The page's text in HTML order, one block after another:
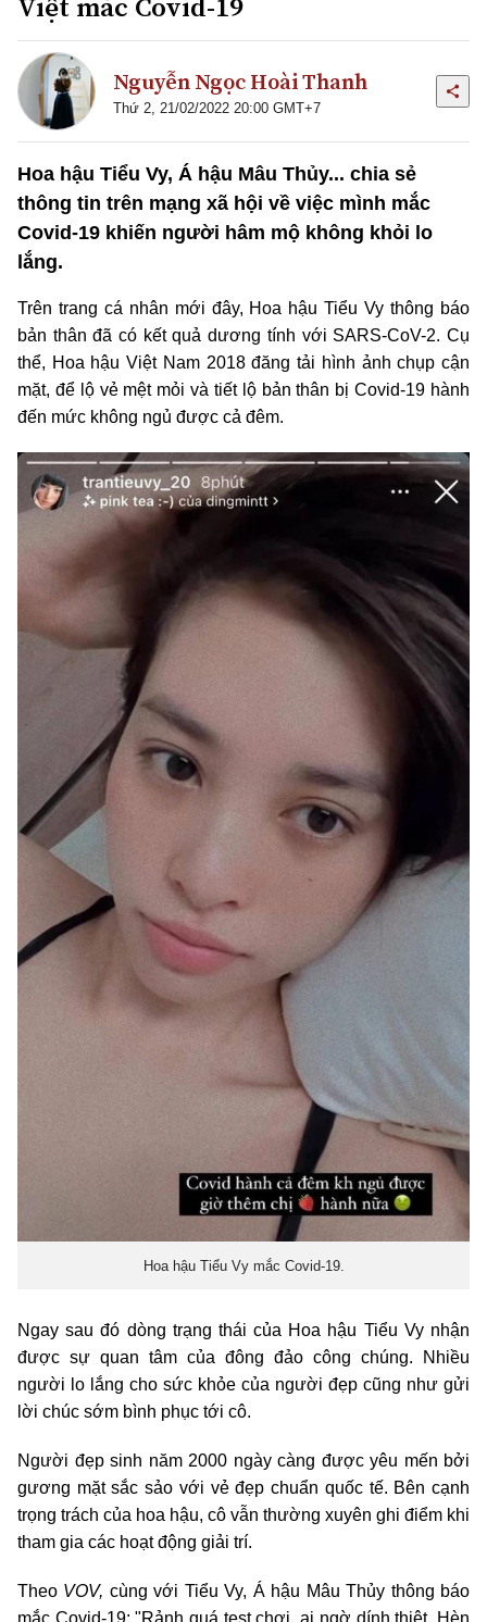
Nguyễn Ngọc Hoài Thanh
Thứ 2, 21/02/2022 20:00 GMT+7
Hoa hậu Tiểu Vy, Á hậu Mâu Thủy... chia sẻ
thông tin trên mạng xã hội về việc mình mắc
Covid-19 khiến người hâm mộ không khỏi lo
lắng.
Trên trang cá nhân mới đây, Hoa hậu Tiểu Vy thông báo
bản thân đã có kết quả dương tính với SARS-CoV-2. Cụ
thể, Hoa hậu Việt Nam 2018 đăng tải hình ảnh chụp cận
mặt, để lộ vẻ mệt mỏi và tiết lộ bản thân bị Covid-19 hành
đến mức không ngủ được cả đêm.
Hoa hậu Tiểu Vy mắc Covid-19.
Ngay sau đó dòng trạng thái của Hoa hậu Tiểu Vy nhận
được sự quan tâm của đông đảo công chúng. Nhiều
người lo lắng cho sức khỏe của người đẹp cũng như gửi
lời chúc sớm bình phục tới cô.
Người đẹp sinh năm 2000 ngày càng được yêu mến bởi
gương mặt sắc sảo với vẻ đẹp chuẩn quốc tế. Bên cạnh
trọng trách của hoa hậu, cô vẫn thường xuyên ghi điểm khi
tham gia các hoạt động giải trí.
Theo VOV, cùng với Tiểu Vy, Á hậu Mâu Thủy thông báo